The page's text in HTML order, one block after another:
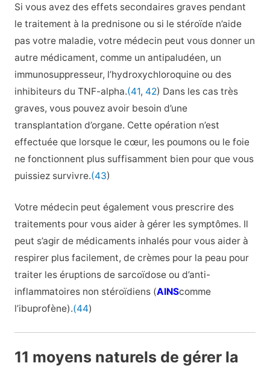
Si vous avez des effets secondaires graves pendant
le traitement à la prednisone ou si le stéroïde n’aide
pas votre maladie, votre médecin peut vous donner un
autre médicament, comme un antipaludéen, un
immunosuppresseur, l’hydroxychloroquine ou des
inhibiteurs du TNF-alpha.(41, 42) Dans les cas très
graves, vous pouvez avoir besoin d’une
transplantation d’organe. Cette opération n’est
effectuée que lorsque le cœur, les poumons ou le foie
ne fonctionnent plus suffisamment bien pour que vous
puissiez survivre.(43)
Votre médecin peut également vous prescrire des
traitements pour vous aider à gérer les symptômes. Il
peut s’agir de médicaments inhalés pour vous aider à
respirer plus facilement, de crèmes pour la peau pour
traiter les éruptions de sarcoïdose ou d’anti-
inflammatoires non stéroïdiens (AINScomme
l’ibuprofène).(44)
11 moyens naturels de gérer la